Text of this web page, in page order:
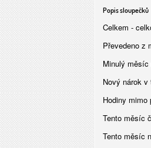
Popis sloupečků
Celkem -
Převedeno z
Minulý měsíc
Nový nárok
Hodiny mimo
Tento měsíc
Tento měsíc